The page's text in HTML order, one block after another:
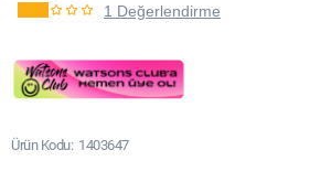
1 Değerlendirme
Ürün Kodu 1403647